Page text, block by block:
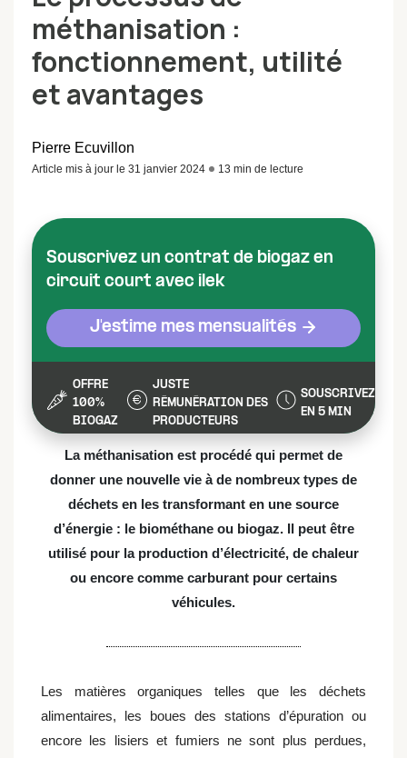
méthanisation :
fonctionnement, utilité
et avantages
Pierre Ecuvillon
Article mis à jour le 31 janvier 2024 13 min de lecture
Souscrivez un contrat de biogaz en
circuit court avec ilek
J'estime mes mensualités
OFFRE
100%
BIOGAZ
JUSTE
RÉMUNÉRATION DES
PRODUCTEURS
SOUSCRIVEZ
EN 5 MIN
La méthanisation est procédé qui permet de
donner une nouvelle vie à de nombreux types de
déchets en les transformant en une source
d’énergie : le biométhane ou biogaz. Il peut être
utilisé pour la production d’électricité, de chaleur
ou encore comme carburant pour certains
véhicules.
Les matières organiques telles que les déchets
alimentaires, les boues des stations d’épuration ou
encore les lisiers et fumiers ne sont plus perdues,